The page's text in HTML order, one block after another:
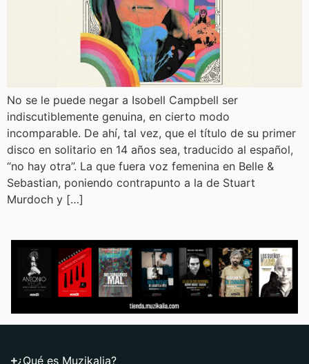
No se le puede negar a Isobell Campbell ser
indiscutiblemente genuina, en cierto modo
incomparable. De ahí, tal vez, que el título de su primer
disco en solitario en 14 años sea, traducido al español,
“no hay otra”. La que fuera voz femenina en Belle &
Sebastian, poniendo contrapunto a la de Stuart
Murdoch y […]
¿Qué es Muzikalia?